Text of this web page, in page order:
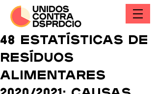
48 ESTATÍSTICAS DE
RESÍDUOS
ALIMENTARES